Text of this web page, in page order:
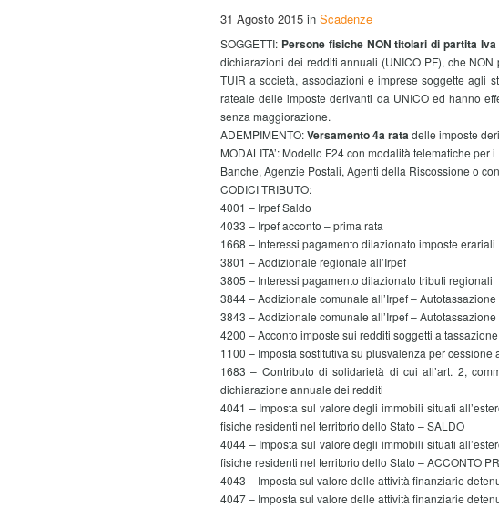
31 Agosto 2015 in Scadenze
SOGGETTI: Persone fisiche NON titolari di partita Iva
dichiarazioni dei redditi annuali (UNICO PF), che
TUIR a società, associazioni e imprese soggette agli
rateale delle imposte derivanti da UNICO ed hanno
senza maggiorazione.
ADEMPIMENTO:Versamento 4a ratadelle imposte
MODALITA’: Modello F24 con modalità telematiche
Banche, Agenzie Postali, Agenti della Riscossione o
CODICI TRIBUTO:
4001 – Irpef Saldo
4033 – Irpef acconto – prima rata
1668 – Interessi pagamento dilazionato imposte erariali
3801 – Addizionale regionale all’Irpef
3805 – Interessi pagamento dilazionato tributi regionali
3844 – Addizionale comunale all’Irpef – Autotassazione
3843 – Addizionale comunale all’Irpef – Autotassazione
4200 – Acconto imposte sui redditi soggetti a
1100 – Imposta sostitutiva su plusvalenza per
1683 – Contributo di solidarietà di cui all’art. 2,
dichiarazione annuale dei redditi
4041 – Imposta sul valore degli immobili situati
fisiche residenti nel territorio dello Stato – SALDO
4044 – Imposta sul valore degli immobili situati
fisiche residenti nel territorio dello Stato – ACCONTO
4043 – Imposta sul valore delle attività finanziarie
4047 – Imposta sul valore delle attività finanziarie